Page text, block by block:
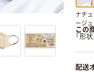
ナチ
ージュ
この
「形
配送